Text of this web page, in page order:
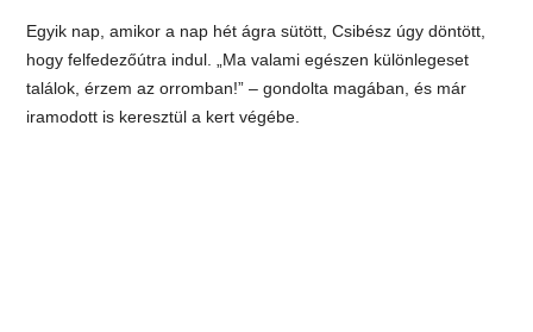
Egyik nap, amikor a nap hét ágra sütött, Csibész úgy döntött,
hogy felfedezőútra indul. „Ma valami egészen különlegeset
találok, érzem az orromban!” – gondolta magában, és már
iramodott is keresztül a kert végébe.